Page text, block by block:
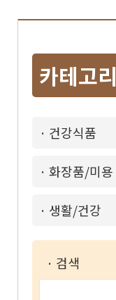
카테고리
· 건강식품
· 화장품/미용
· 생활/건강
· 검색